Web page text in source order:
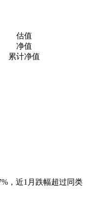
估值
净值
累计净值
，近1月跌幅超过同类